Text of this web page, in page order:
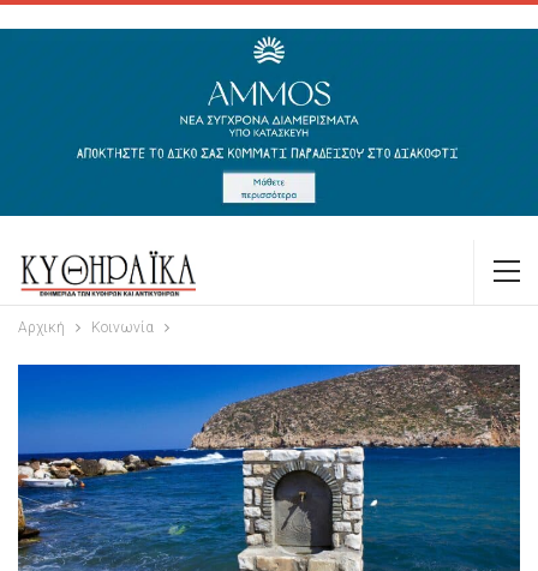
Αρχική Κοινωνία